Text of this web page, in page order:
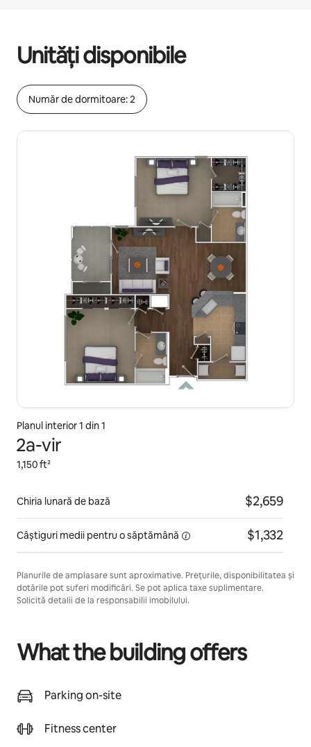
Unități disponibile
Număr de dormitoare: 2
Planul interior 1 din 1
2a-vir
1,150 ft²
Chiria lunară de bază $2,659
Câștiguri medii pentru o săptămână $1,332
Planurile de amplasare sunt aproximative. Prețurile, disponibilitatea și
dotările pot suferi modificări. Se pot aplica taxe suplimentare.
Solicită detalii de la responsabilii imobilului.
What the building offers
Parking on-site
Fitness center